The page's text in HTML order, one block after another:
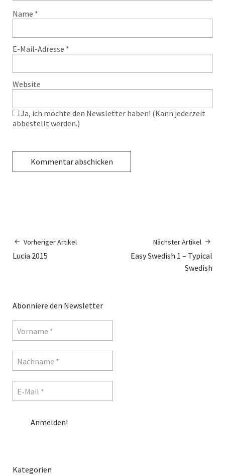
Name *
E-Mail-Adresse *
Website
Ja, ich möchte den Newsletter haben! (Kann jederzeit
abbestellt werden.)
Vorheriger Artikel
Lucia 2015
Nächster Artikel
Easy Swedish 1 – Typical
Swedish
Abonniere den Newsletter
Kategorien